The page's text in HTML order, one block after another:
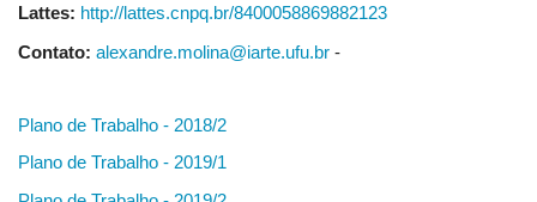
Lattes: http://lattes.cnpq.br/8400058869882123
Contato: alexandre.molina@iarte.ufu.br -
Plano de Trabalho - 2018/2
Plano de Trabalho - 2019/1